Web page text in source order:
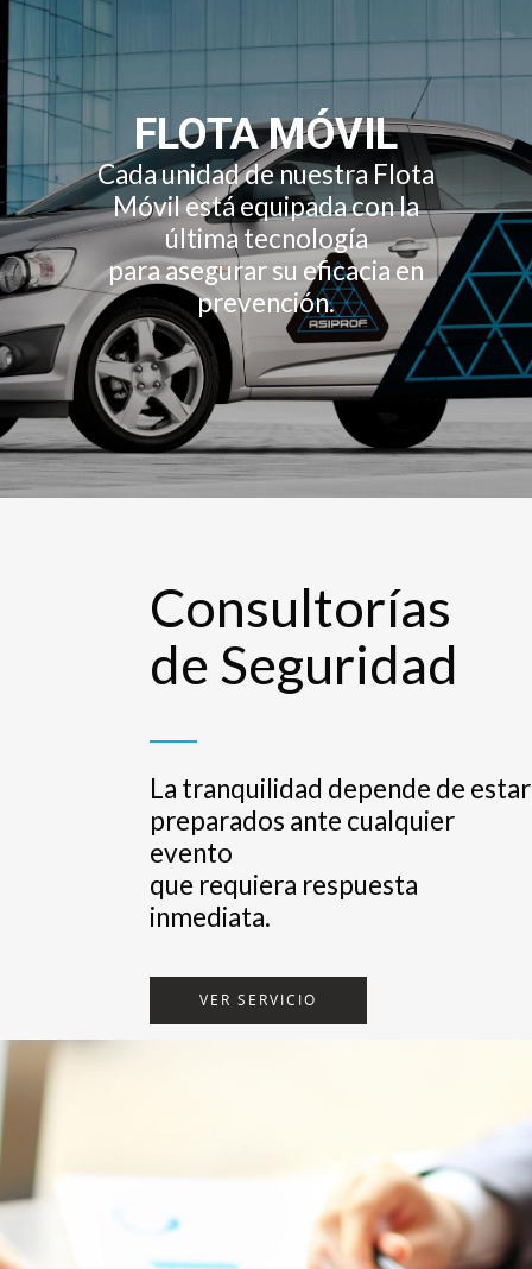
FLOTA MÓVIL
Cada unidad de nuestra Flota
Móvil está equipada con la
última tecnología
para asegurar su eficacia en
prevención.
Consultorías
de Seguridad
La tranquilidad depende de estar
preparados ante cualquier
evento
que requiera respuesta
inmediata.
VER SERVICIO